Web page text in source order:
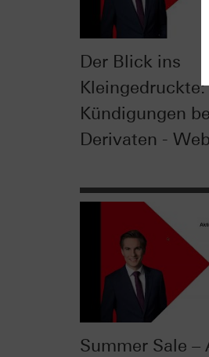
Der Blick ins
Kündigungen
Derivaten -
Summer Sale